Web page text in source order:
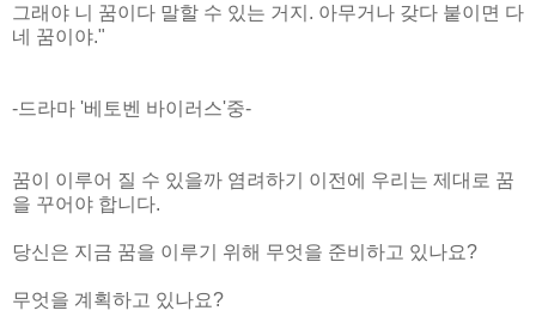
그래야 니 꿈이다 말할 수 있는 거지. 아무거나 갖다 붙이면 다
네 꿈이야."
-드라마 '베토벤 바이러스'중-
꿈이 이루어 질 수 있을까 염려하기 이전에 우리는 제대로 꿈
을 꾸어야 합니다.
당신은 지금 꿈을 이루기 위해 무엇을 준비하고 있나요?
무엇을 계획하고 있나요?